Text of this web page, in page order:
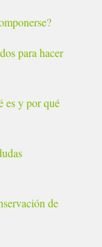
para hacer
es y por qué
de